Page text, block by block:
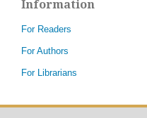
Information
For Readers
For Authors
For Librarians